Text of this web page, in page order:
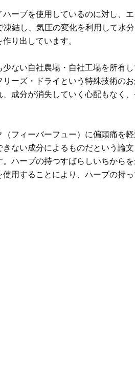
ーブを使用しているのに対し、
結し、気圧の変化を利用して水
り出しています。
ない自社農場・自社工場を所有
ーズ・ドライという特殊技術の
成分が消失していく心配もなく
フィーバーフュー）に偏頭痛を
ない成分によるものだという論
ハーブの持つすばらしいちからを
用することにより、ハーブの持